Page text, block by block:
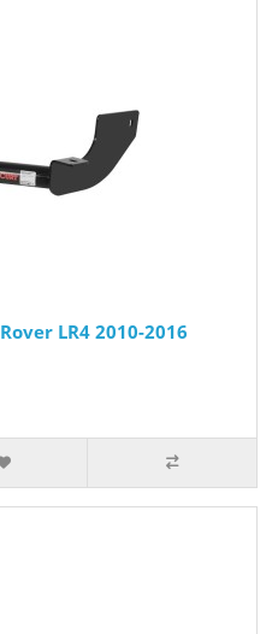
LR4 2010-2016